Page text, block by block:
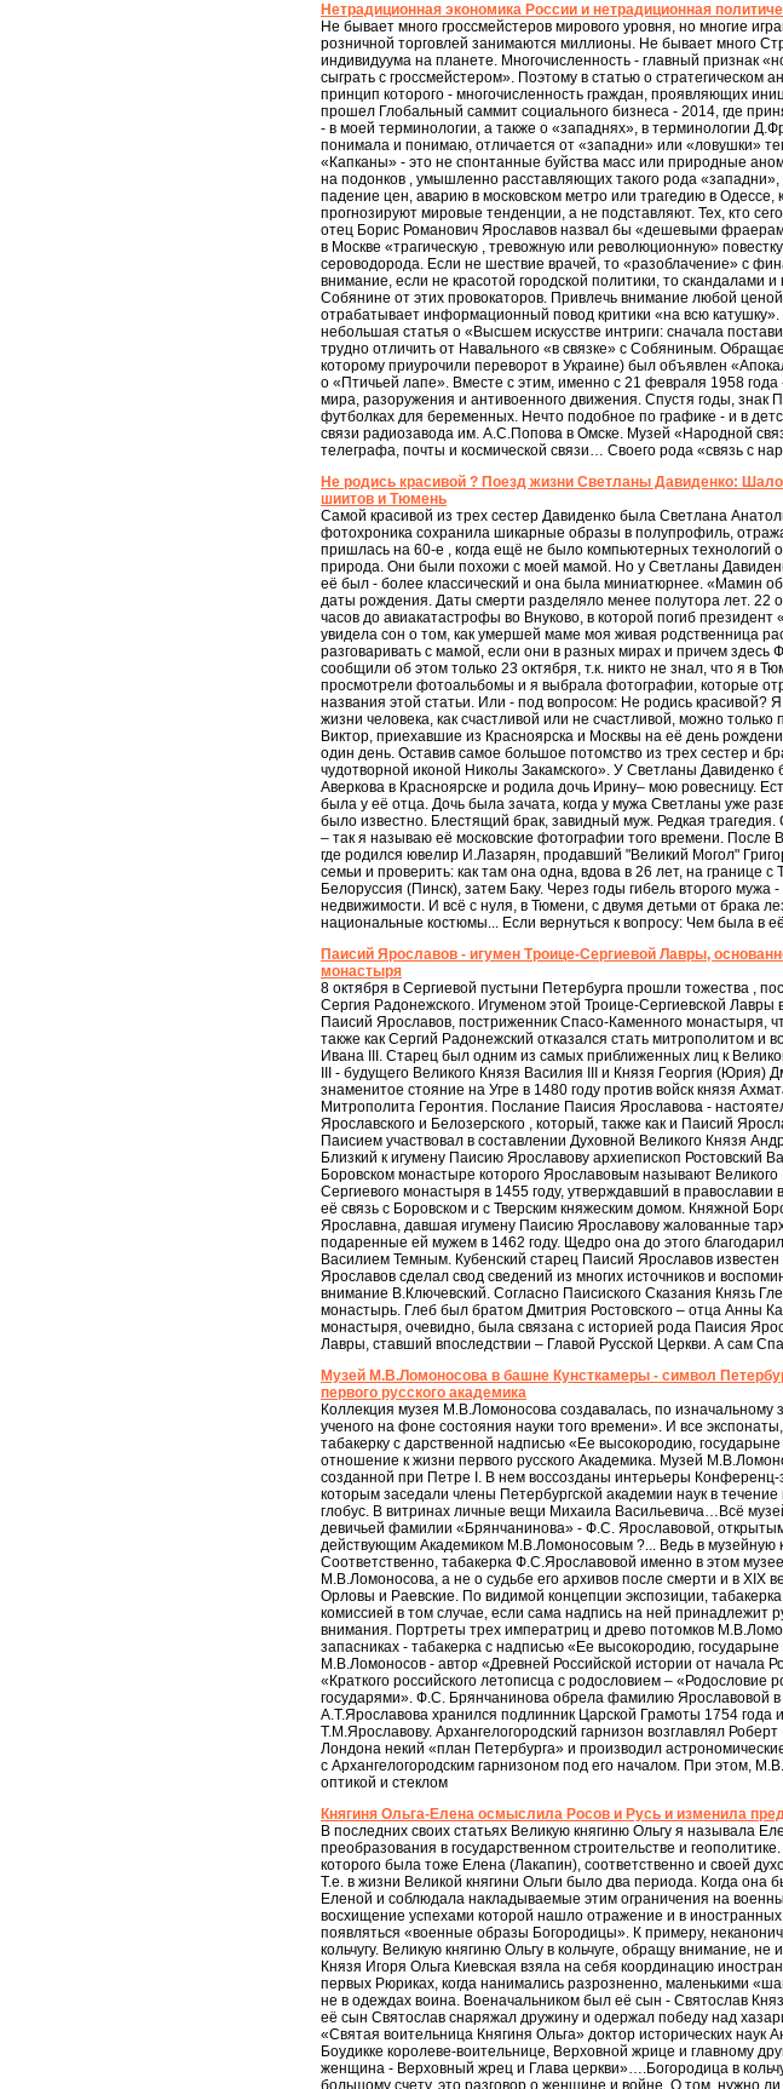
Нетрадиционная экономика России и нетрадиционная
Не бывает много гроссмейстеров мирового уровня, но многие
розничной торговлей занимаются миллионы. Не бывает много
индивидуума на планете. Многочисленность - главный признак
сыграть с гроссмейстером». Поэтому в статью о стратегическом
принцип которого - многочисленность граждан, проявляющих
прошел Глобальный саммит социального бизнеса - 2014, где
- в моей терминологии, а также о «западнях», в терминологии
понимала и понимаю, отличается от «западни» или «ловушки»
«Капканы» - это не спонтанные буйства масс или природные
на подонков , умышленно расставляющих такого рода
падение цен, аварию в московском метро или трагедию в Одессе,
прогнозируют мировые тенденции, а не подставляют. Тех, кто
отец Борис Романович Ярославов назвал бы «дешевыми
в Москве «трагическую , тревожную или революционную»
сероводорода. Если не шествие врачей, то «разоблачение» с
внимание, если не красотой городской политики, то
Собянине от этих провокаторов. Привлечь внимание любой
отрабатывает информационный повод критики «на всю
небольшая статья о «Высшем искусстве интриги: сначала
трудно отличить от Навального «в связке» с Собяниным.
которому приурочили переворот в Украине) был объявлен
о «Птичьей лапе». Вместе с этим, именно с 21 февраля 1958
мира, разоружения и антивоенного движения. Спустя годы, знак
футболках для беременных. Нечто подобное по графике - и в
связи радиозавода им. А.С.Попова в Омске. Музей «Народной
телеграфа, почты и космической связи… Своего рода «связь с
Не родись красивой ? Поезд жизни Светланы Давиденко:
шиитов и Тюмень
Самой красивой из трех сестер Давиденко была Светлана
фотохроника сохранила шикарные образы в полупрофиль,
пришлась на 60-е , когда ещё не было компьютерных
природа. Они были похожи с моей мамой. Но у Светланы
её был - более классический и она была миниатюрнее. «Мамин
даты рождения. Даты смерти разделяло менее полутора лет. 22
часов до авиакатастрофы во Внуково, в которой погиб
увидела сон о том, как умершей маме моя живая родственница
разговаривать с мамой, если они в разных мирах и причем
сообщили об этом только 23 октября, т.к. никто не знал, что я в
просмотрели фотоальбомы и я выбрала фотографии, которые
названия этой статьи. Или - под вопросом: Не родись красивой?
жизни человека, как счастливой или не счастливой, можно
Виктор, приехавшие из Красноярска и Москвы на её день
один день. Оставив самое большое потомство из трех сестер и
чудотворной иконой Николы Закамского». У Светланы
Аверкова в Красноярске и родила дочь Ирину– мою ровесницу.
была у её отца. Дочь была зачата, когда у мужа Светланы уже
было известно. Блестящий брак, завидный муж. Редкая трагедия.
– так я называю её московские фотографии того времени.
где родился ювелир И.Лазарян, продавший "Великий Могол"
семьи и проверить: как там она одна, вдова в 26 лет, на
Белоруссия (Пинск), затем Баку. Через годы гибель второго
недвижимости. И всё с нуля, в Тюмени, с двумя детьми от брака
национальные костюмы... Если вернуться к вопросу: Чем была в
Паисий Ярославов - игумен Троице-Сергиевой Лавры,
монастыря
8 октября в Сергиевой пустыни Петербурга прошли тожества ,
Сергия Радонежского. Игуменом этой Троице-Сергиевской
Паисий Ярославов, постриженник Спасо-Каменного монастыря,
также как Сергий Радонежский отказался стать митрополитом и
Ивана III. Старец был одним из самых приближенных лиц к
III - будущего Великого Князя Василия III и Князя Георгия (Юрия)
знаменитое стояние на Угре в 1480 году против войск князя
Митрополита Геронтия. Послание Паисия Ярославова -
Ярославского и Белозерского , который, также как и Паисий
Паисием участвовал в составлении Духовной Великого Князя
Близкий к игумену Паисию Ярославову архиепископ Ростовский
Боровском монастыре которого Ярославовым называют
Сергиевого монастыря в 1455 году, утверждавший в
её связь с Боровском и с Тверским княжеским домом. Княжной
Ярославна, давшая игумену Паисию Ярославову жалованные
подаренные ей мужем в 1462 году. Щедро она до этого
Василием Темным. Кубенский старец Паисий Ярославов
Ярославов сделал свод сведений из многих источников и
внимание В.Ключевский. Согласно Паисиского Сказания Князь
монастырь. Глеб был братом Дмитрия Ростовского – отца Анны
монастыря, очевидно, была связана с историей рода Паисия
Лавры, ставший впоследствии – Главой Русской Церкви. А сам
Музей М.В.Ломоносова в башне Кунсткамеры - символ
первого русского академика
Коллекция музея М.В.Ломоносова создавалась, по
ученого на фоне состояния науки того времени». И все
табакерку с дарственной надписью «Ее высокородию,
отношение к жизни первого русского Академика. Музей
созданной при Петре I. В нем воссозданы интерьеры Конференц-
которым заседали члены Петербургской академии наук в
глобус. В витринах личные вещи Михаила Васильевича…Всё
девичьей фамилии «Брянчанинова» - Ф.С. Ярославовой,
действующим Академиком М.В.Ломоносовым ?... Ведь в музейную
Соответственно, табакерка Ф.С.Ярославовой именно в этом
М.В.Ломоносова, а не о судьбе его архивов после смерти и в
Орловы и Раевские. По видимой концепции экспозиции,
комиссией в том случае, если сама надпись на ней
внимания. Портреты трех императриц и древо потомков
запасниках - табакерка с надписью «Ее высокородию,
М.В.Ломоносов - автор «Древней Российской истории от начала
«Краткого российского летописца с родословием – «Родословие
государями». Ф.С. Брянчанинова обрела фамилию Ярославовой
А.Т.Ярославова хранился подлинник Царской Грамоты 1754 года
Т.М.Ярославову. Архангелогородский гарнизон возглавлял
Лондона некий «план Петербурга» и производил
с Архангелогородским гарнизоном под его началом. При этом,
оптикой и стеклом
Княгиня Ольга-Елена осмыслила Росов и Русь и изменила
В последних своих статьях Великую княгиню Ольгу я называла
преобразования в государственном строительстве и
которого была тоже Елена (Лакапин), соответственно и своей
Т.е. в жизни Великой княгини Ольги было два периода. Когда
Еленой и соблюдала накладываемые этим ограничения на
восхищение успехами которой нашло отражение и в
появляться «военные образы Богородицы». К примеру,
кольчугу. Великую княгиню Ольгу в кольчуге, обращу внимание,
Князя Игоря Ольга Киевская взяла на себя координацию
первых Рюриках, когда нанимались разрозненно, маленькими
не в одеждах воина. Военачальником был её сын - Святослав
её сын Святослав снаряжал дружину и одержал победу над
«Святая воительница Княгиня Ольга» доктор исторических наук
Боудикке королеве-воительнице, Верховной жрице и главному
женщина - Верховный жрец и Глава церкви»….Богородица в
большому счету, это разговор о женщине и войне. О том, нужно